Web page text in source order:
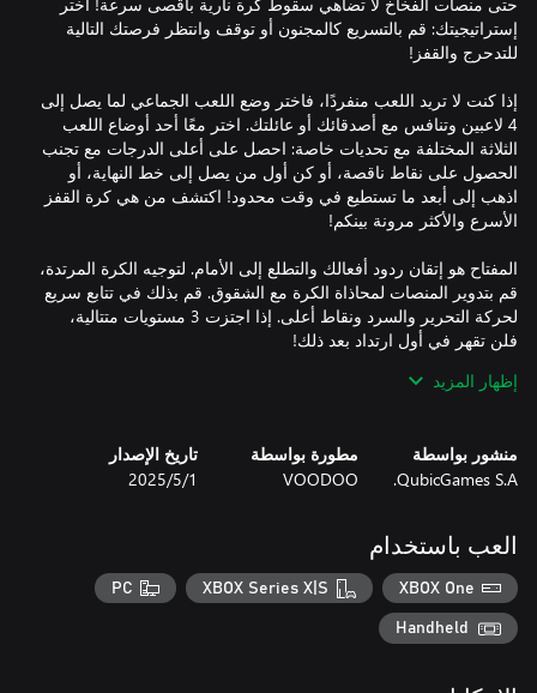
إستراتيجيتك: قم بالتسريع كالمجنون أو توقف وانتظر فرصتك التالية
إذا كنت لا تريد اللعب منفردًا، فاختر وضع اللعب الجماعي لما يصل إلى
4 لاعبين وتنافس مع أصدقائك أو عائلتك. اختر معًا أحد أوضاع اللعب
الثلاثة المختلفة مع تحديات خاصة: احصل على أعلى الدرجات مع تجنب
الحصول على نقاط ناقصة، أو كن أول من يصل إلى خط النهاية، أو
اذهب إلى أبعد ما تستطيع في وقت محدود! اكتشف من هي كرة القفز
المفتاح هو إتقان ردود أفعالك والتطلع إلى الأمام. لتوجيه الكرة المرتدة،
قم بتدوير المنصات لمحاذاة الكرة مع الشقوق. قم بذلك في تتابع سريع
لحركة التحرير والسرد ونقاط أعلى. إذا اجتزت 3 مستويات متتالية،
- هزيمة الزعماء على المستويات باستخدام عوائق مثل المفاتيح
والمنصات المعدنية التي لا يمكن حتى لو كرة نارية تسقط بأقصى
إظهار المزيد
منشور بواسطة
QubicGames S.A.
مطورة بواسطة
VOODOO
تاريخ الإصدار
1‏/5‏/2025
العب باستخدام
XBOX One
XBOX Series X|S
PC
Handheld